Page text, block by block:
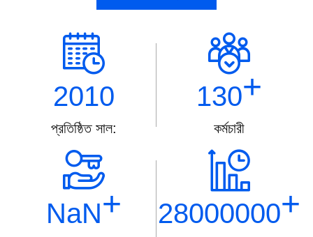
2010
প্রতিষ্ঠিত সাল:
130+
কর্মচারী
NaN+ 28000000+